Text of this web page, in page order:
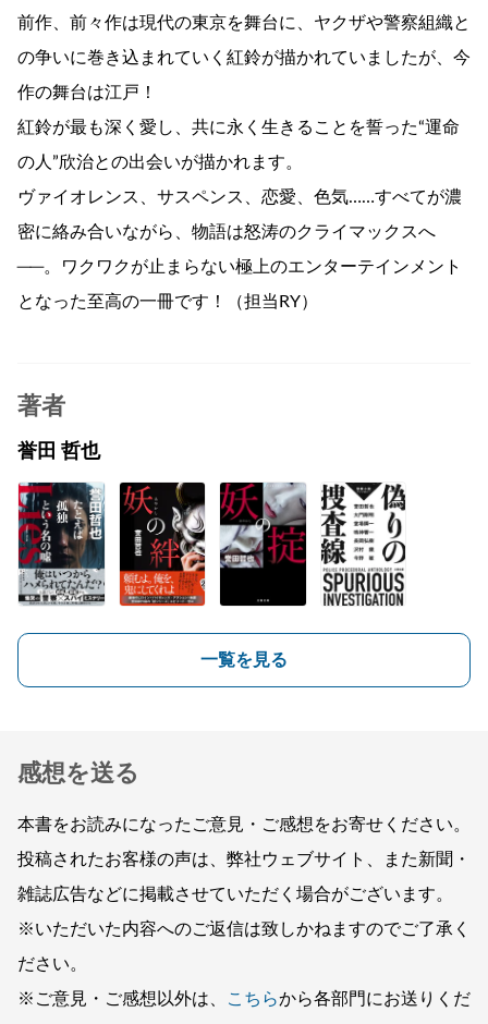
前作、前々作は現代の東京を舞台に、ヤクザや警察組織と
の争いに巻き込まれていく紅鈴が描かれていましたが、今
作の舞台は江戸！
紅鈴が最も深く愛し、共に永く生きることを誓った“運命
の人”欣治との出会いが描かれます。
ヴァイオレンス、サスペンス、恋愛、色気……すべてが濃
密に絡み合いながら、物語は怒涛のクライマックスへ
──。ワクワクが止まらない極上のエンターテインメント
となった至高の一冊です！（担当RY）
著者
誉田 哲也
一覧を見る
感想を送る
本書をお読みになったご意見・ご感想をお寄せください。
投稿されたお客様の声は、弊社ウェブサイト、また新聞・
雑誌広告などに掲載させていただく場合がございます。
※いただいた内容へのご返信は致しかねますのでご了承く
ださい。
※ご意見・ご感想以外は、
こちらから各部門にお送りくだ